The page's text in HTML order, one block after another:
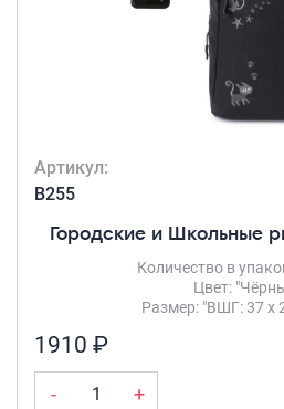
Артикул:
B255
Городские и Школьные
Количество в
Цвет:
Размер: "ВШГ: 37 х
1910 ₽
- +